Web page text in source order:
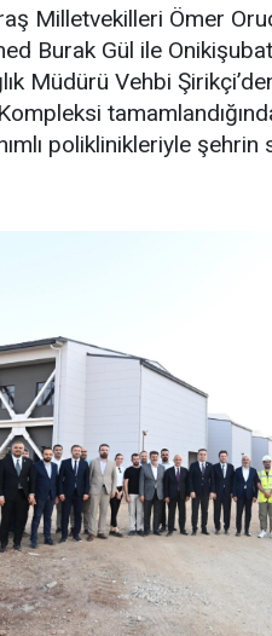
Milletvekilleri Ömer
Burak Gül ile
Müdürü Vehbi
poliklinikleriyle